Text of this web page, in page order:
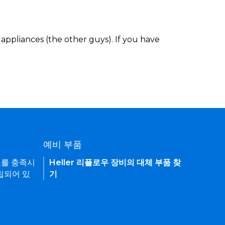
(the other guys). If you have
충족시
되어 있
예비 부품
Heller 리플로우 장비의 대체 부품 찾
기